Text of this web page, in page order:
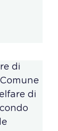
di
di